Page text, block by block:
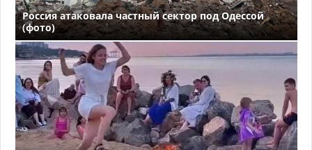
Россия атаковала частный сектор под Одессой
(фото)